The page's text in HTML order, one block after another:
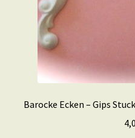
Barocke Ecken – Gips